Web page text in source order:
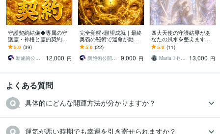
英語 日常会話レベル
守護契約結儀◆専属の守
護霊・神格と霊的契約結
びます 守護通路の再接続
◎守護霊・神格と正式な
霊的契約を結び直す儀式
5.0 (39)
新施術公開→≪相手意識強制変化≫◆星桜龍
12,000 円
完全覚醒×願望成就｜最終
奥義の秘術で運命が動き
ます ライトボディ完全覚
醒・霊核再構築・スピリ
ットコード統合神術
5.0 (22)
新施術公開→≪相手意識強制変化≫◆星桜龍
9,000 円
四大天使の守護結界があ
なたの風水を整えます 〜
自然界の四大元素で心・
現実・波動バランスを修
正・調整〜
5.0 (11)
Maria☽セレスティアルマスター
13,000 円
よくある質問
具体的にどんな開運方法が分かりますか？
運気が悪い時期でも幸運を引き寄せられますか？